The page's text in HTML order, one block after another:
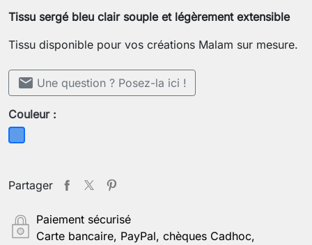
Tissu sergé bleu clair souple et légèrement extensible
Tissu disponible pour vos créations Malam sur mesure.
mail Une question ? Posez-la ici !
Couleur :
Bleu
Partager
Paiement sécurisé
Carte bancaire, PayPal, chèques Cadhoc,